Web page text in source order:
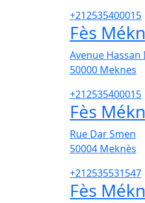
+212535400015
Fès
Avenue Hassan
50000 Meknes
+212535400015
Fès
Rue Dar Smen
50004 Meknès
+212535531547
Fès